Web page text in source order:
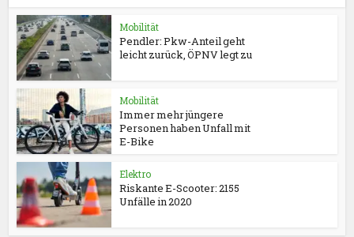
Mobilität
Pendler: Pkw-Anteil geht
leicht zurück, ÖPNV legt zu
Mobilität
Immer mehr jüngere
Personen haben Unfall mit
E-Bike
Elektro
Riskante E-Scooter: 2155
Unfälle in 2020